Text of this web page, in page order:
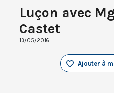
Luçon avec
Castet
13/05/2016
Ajouter à